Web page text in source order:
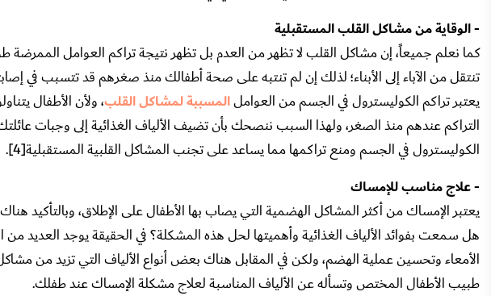
- الوقاية من مشاكل القلب المستقبلية
كما نعلم جميعاً، إن مشاكل القلب لا تظهر من العدم بل تظهر نتيجة تراكم العوامل الممرضة
تنتقل من الآباء إلى الأبناء؛ لذلك إن لم تنتبه على صحة أطفالك منذ صغرهم قد تتسبب في
يعتبر تراكم الكوليسترول في الجسم من العواملالمسببة لمشاكل القلب، ولأن الأطفال
التراكم عندهم منذ الصغر، ولهذا السبب ننصحك بأن تضيف الألياف الغذائية إلى وجبات
الكوليسترول في الجسم ومنع تراكمها مما يساعد على تجنب المشاكل القلبية المستقبلية[4].
- علاج مناسب للإمساك
يعتبر الإمساك من أكثر المشاكل الهضمية التي يصاب بها الأطفال على الإطلاق، وبالتأكيد
هل سمعت بفوائد الألياف الغذائية وأهميتها لحل هذه المشكلة؟ في الحقيقة يوجد العديد
الأمعاء وتحسين عملية الهضم، ولكن في المقابل هناك بعض أنواع الألياف التي تزيد من
طبيب الأطفال المختص وتسأله عن الألياف المناسبة لعلاج مشكلة الإمساك عند طفلك.